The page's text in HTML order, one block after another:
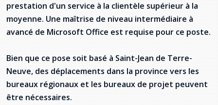
prestation d'un service à la clientèle supérieur à la
moyenne. Une maîtrise de niveau intermédiaire à
avancé de Microsoft Office est requise pour ce poste.
Bien que ce pose soit basé à Saint-Jean de Terre-
Neuve, des déplacements dans la province vers les
bureaux régionaux et les bureaux de projet peuvent
être nécessaires.